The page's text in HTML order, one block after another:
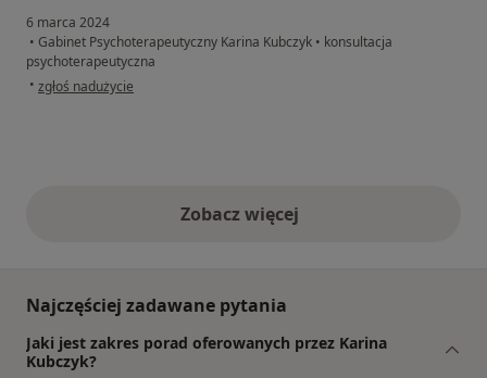
6 marca 2024
• Gabinet Psychoterapeutyczny Karina Kubczyk • konsultacja
psychoterapeutyczna
• w opinii użytkownika Natalya Chyrkova
zgłoś nadużycie
Zobacz więcejopinie powyżej
Najczęściej zadawane pytania
Jaki jest zakres porad oferowanych przez Karina
Kubczyk?